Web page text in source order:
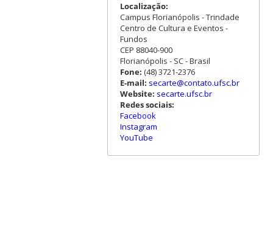
Localização:
Campus Florianópolis - Trindade
Centro de Cultura e Eventos -
Fundos
CEP 88040-900
Florianópolis - SC - Brasil
Fone: (48) 3721-2376
E-mail: secarte@contato.ufsc.br
Website: secarte.ufsc.br
Redes sociais:
Facebook
Instagram
YouTube